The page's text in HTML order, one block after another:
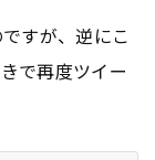
すが、逆にこ
で再度ツイー